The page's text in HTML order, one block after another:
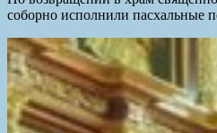
соборно исполнили пасхальные